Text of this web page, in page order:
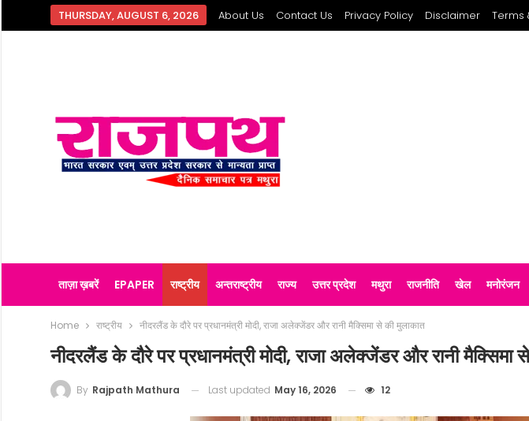
THURSDAY, AUGUST 6, 2026 About Us Contact Us Privacy Policy Disclaimer Terms
ताज़ा ख़बरें EPAPER राष्ट्रीय अन्तराष्ट्रीय राज्य उत्तर प्रदेश मथुरा राजनीति खेल मनोरंजन
Home राष्ट्रीय नीदरलैंड के दौरे पर प्रधानमंत्री मोदी, राजा अलेक्जेंडर और रानी मैक्सिमा से की मुलाकात
नीदरलैंड के दौरे पर प्रधानमंत्री मोदी, राजा अलेक्जेंडर और रानी मैक्सिमा
By Rajpath Mathura Last updated May 16, 2026 12